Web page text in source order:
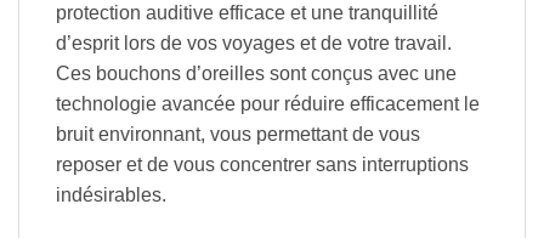
protection auditive efficace et une tranquillité
d’esprit lors de vos voyages et de votre travail.
Ces bouchons d’oreilles sont conçus avec une
technologie avancée pour réduire efficacement le
bruit environnant, vous permettant de vous
reposer et de vous concentrer sans interruptions
indésirables.